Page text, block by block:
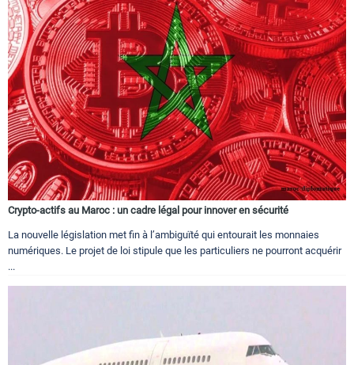
Crypto-actifs au Maroc : un cadre légal pour innover en sécurité
La nouvelle législation met fin à l’ambiguïté qui entourait les monnaies
numériques. Le projet de loi stipule que les particuliers ne pourront acquérir
...